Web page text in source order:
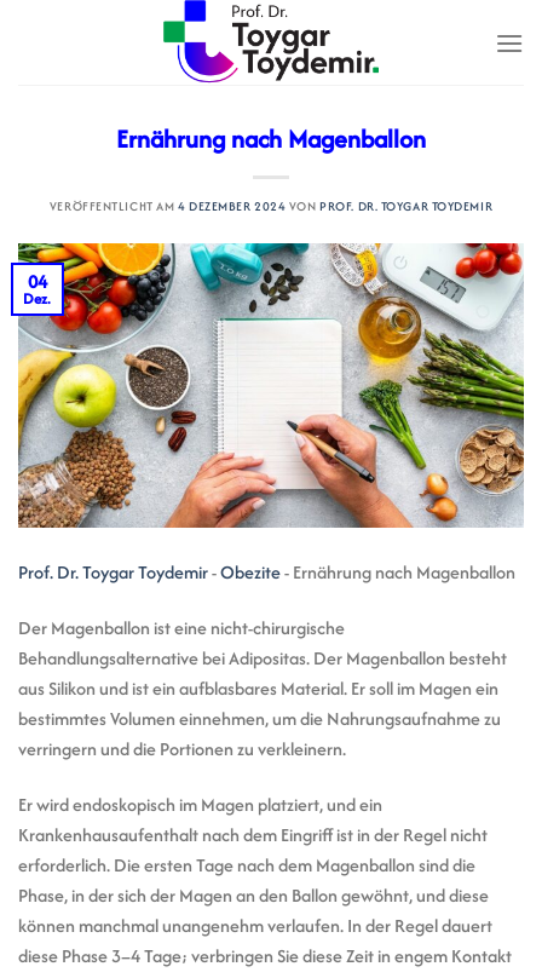
Ernährung nach Magenballon
VERÖFFENTLICHT AM 4 DEZEMBER 2024 VONPROF. DR. TOYGAR TOYDEMIR
04
Dez.
Prof. Dr. Toygar Toydemir-Obezite-Ernährung nach Magenballon
Der Magenballon ist eine nicht-chirurgische
Behandlungsalternative bei Adipositas. Der Magenballon besteht
aus Silikon und ist ein aufblasbares Material. Er soll im Magen ein
bestimmtes Volumen einnehmen, um die Nahrungsaufnahme zu
verringern und die Portionen zu verkleinern.
Er wird endoskopisch im Magen platziert, und ein
Krankenhausaufenthalt nach dem Eingriff ist in der Regel nicht
erforderlich. Die ersten Tage nach dem Magenballon sind die
Phase, in der sich der Magen an den Ballon gewöhnt, und diese
können manchmal unangenehm verlaufen. In der Regel dauert
diese Phase 3–4 Tage; verbringen Sie diese Zeit in engem Kontakt